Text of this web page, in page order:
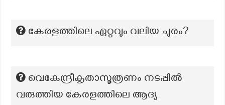
കേരളത്തിലെ ഏറ്റവും വലിയ ചുരം?
വെകേന്ദ്രീകൃതാസൂത്രണം നടപ്പിൽ
വരുത്തിയ കേരളത്തിലെ ആദ്യ